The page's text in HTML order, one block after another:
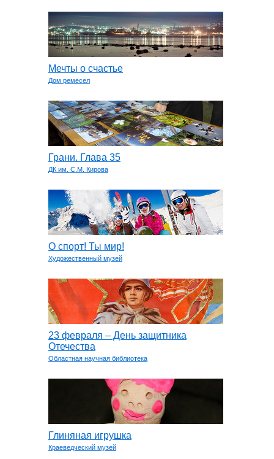
Мечты о счастье
Дом ремесел
Грани. Глава 35
ДК им. С.М. Кирова
О спорт! Ты мир!
Художественный музей
23 февраля – День защитника
Отечества
Областная научная библиотека
Глиняная игрушка
Краеведческий музей